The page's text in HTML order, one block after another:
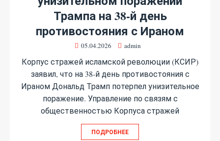
Трампа на 38-й день
противостояния с Ираном
05.04.2026 admin
Корпус стражей исламской революции (КСИР)
заявил, что на 38-й день противостояния с
Ираном Дональд Трамп потерпел унизительное
поражение. Управление по связям с
общественностью Корпуса стражей
ПОДРОБНЕЕ